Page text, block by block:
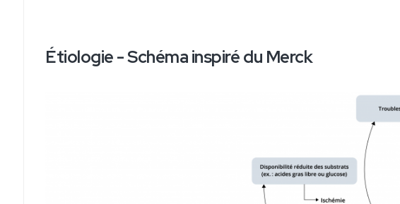
Étiologie - Schéma inspiré du Merck